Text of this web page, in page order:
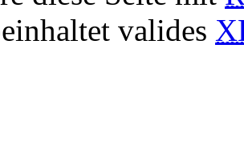
valides